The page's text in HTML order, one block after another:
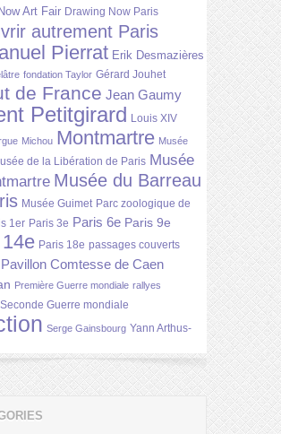
Art Fair Drawing Now Paris
autrement Paris
Pierrat Erik Desmazières
fondation Taylor Gérard Jouhet
de France Jean Gaumy
Petitgirard Louis XIV
Michou Montmartre Musée
de la Libération de Paris Musée
Musée du Barreau
Musée Guimet Parc zoologique de
1er Paris 3e Paris 6e Paris 9e
Paris 18e passages couverts
Pavillon Comtesse de Caen
Première Guerre mondiale rallyes
Seconde Guerre mondiale
Serge Gainsbourg Yann Arthus-